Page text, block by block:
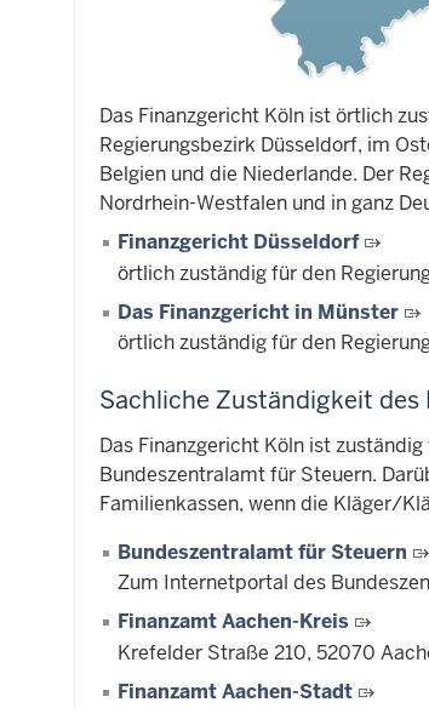
Das Finanzgericht Köln ist örtlich
Regierungsbezirk Düsseldorf, im
Belgien und die Niederlande. Der
Nordrhein-Westfalen und in ganz
Finanzgericht Düsseldorf
örtlich zuständig für den
Das Finanzgericht in Münster
örtlich zuständig für den
Sachliche Zuständigkeit
Das Finanzgericht Köln ist
Bundeszentralamt für Steuern.
Familienkassen, wenn die Kläger/
Bundeszentralamt für Steuern
Zum Internetportal des
Finanzamt Aachen-Kreis
Krefelder Straße 210, 52070
Finanzamt Aachen-Stadt